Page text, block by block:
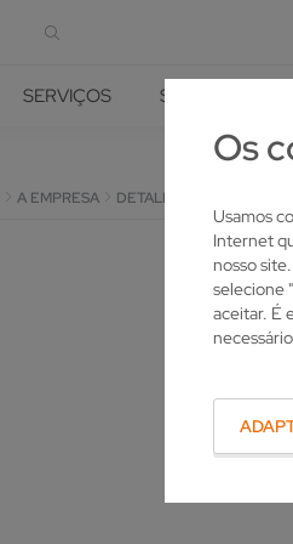
Os
Usamos
Internet
nosso
selecione
aceitar. É
SERVIÇOS SOLUÇÕES
A EMPRESA DETALHE